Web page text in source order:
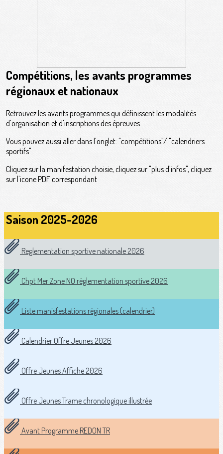
Compétitions, les avants programmes
régionaux et nationaux
Retrouvez les avants programmes qui définissent les modalités
d'organisation et d'inscriptions des épreuves.
Vous pouvez aussi aller dans l'onglet: "compétitions"/ "calendriers
sportifs"
Cliquez sur la manifestation choisie, cliquez sur "plus d'infos", cliquez
sur l'icone PDF correspondant
Saison 2025-2026
Reglementation sportive nationale 2026
Chpt Mer Zone NO réglementation sportive 2026
Liste manisfestations régionales (calendrier)
Calendrier Offre Jeunes 2026
Offre Jeunes Affiche 2026
Offre Jeunes Trame chronologique illustrée
Avant Programme REDON TR